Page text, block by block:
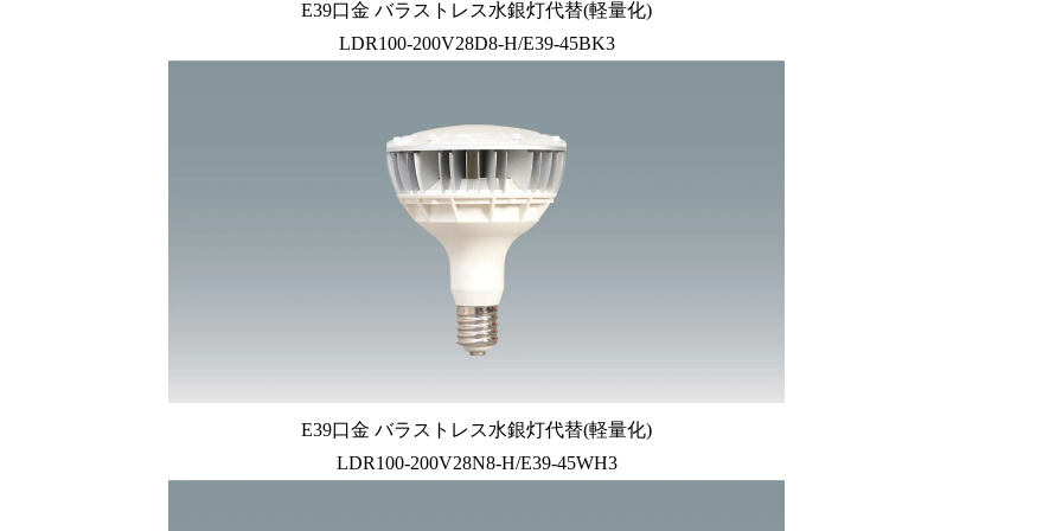
E39口金 バラストレス水銀灯代替(軽量化)
LDR100-200V28D8-H/E39-45BK3
E39口金 バラストレス水銀灯代替(軽量化)
LDR100-200V28N8-H/E39-45WH3